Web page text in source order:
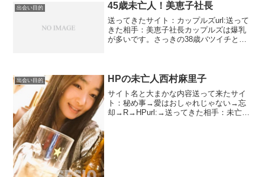
出会い目的 45歳未亡人！美恵子社長
送ってきたサイト：カップルズurl:送って
きた相手：美恵子社長カップルズは爆乳
が多いです。さっきの38歳バツイチと違
端ないです。さら...
出会い目的 HPの未亡人西村麻里子
サイト名と大まかな内容送って来たサイ
ト：秘め事→愛はおしゃれじゃない→忘
却→R→HPurl:→送ってきた相手：未亡人